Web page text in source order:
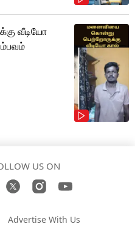
வீடியோ
US ON
Advertise With Us